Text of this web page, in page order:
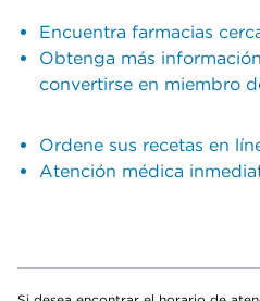
Encuentra farmacias
Obtenga más
convertirse en miembro
Ordene sus recetas en
Atención médica